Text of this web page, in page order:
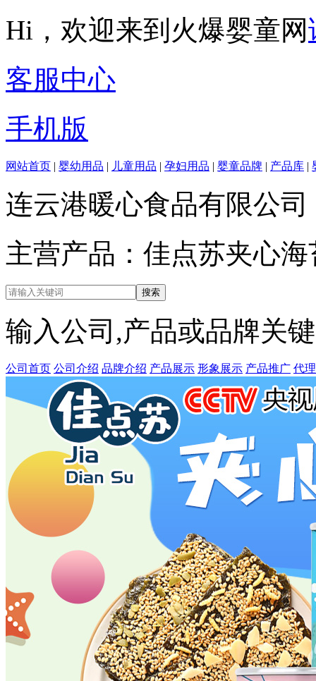
Hi，欢迎来到火爆婴童网
客服中心
手机版
网站首页 | 婴幼用品 | 儿童用品 | 孕妇用品 | 婴童品牌 | 产品库 |
连云港暖心食品有限公司
主营产品：佳点苏夹心海
输入公司,产品或品牌关
公司首页 公司介绍 品牌介绍 产品展示 形象展示 产品推广 代